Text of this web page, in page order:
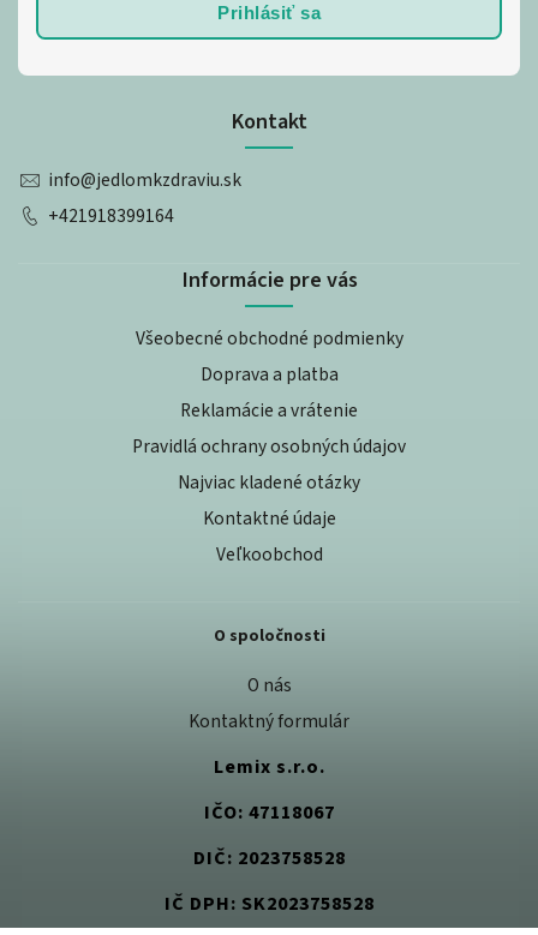
Kontakt
info@jedlomkzdraviu.sk
+421918399164
Informácie pre vás
Všeobecné obchodné podmienky
Doprava a platba
Reklamácie a vrátenie
Pravidlá ochrany osobných údajov
Najviac kladené otázky
Kontaktné údaje
Veľkoobchod
O spoločnosti
O nás
Kontaktný formulár
Lemix s.r.o.
IČO: 47118067
DIČ: 2023758528
IČ DPH: SK2023758528
Prihlásiť sa